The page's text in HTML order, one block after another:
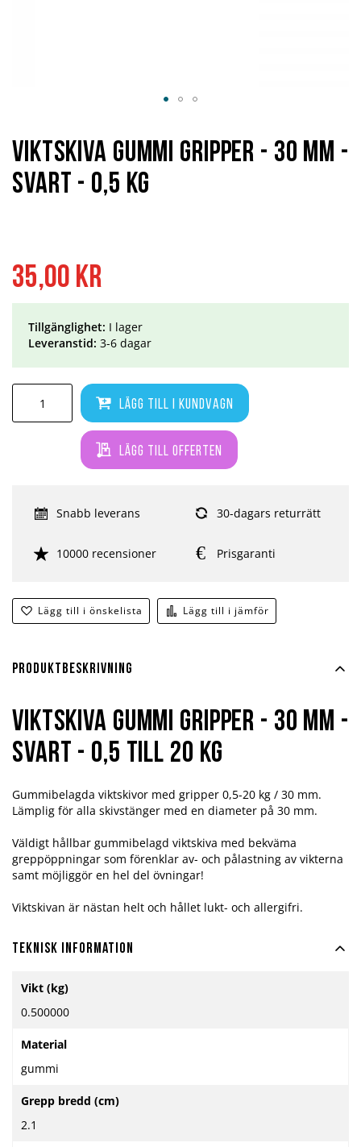
35,00 kr
Lägg till i kundvagn
Lägg till offerten
Lägg till i önskelista Lägg till i jämför
Tillgänglighet: I lager
Leveranstid: 3-6 dagar
Snabb leverans 30-dagars returrätt
10000 recensioner Prisgaranti
Viktskiva Gummi Gripper - 30 mm -
svart - 0,5 kg
början
av
bildgalleriet
Produktbeskrivning
Viktskiva Gummi Gripper - 30 mm -
svart - 0,5 till 20 kg
Gummibelagda viktskivor med gripper 0,5-20 kg / 30 mm.
Lämplig för alla skivstänger med en diameter på 30 mm.
Väldigt hållbar gummibelagd viktskiva med bekväma
greppöppningar som förenklar av- och pålastning av vikterna
samt möjliggör en hel del övningar!
Viktskivan är nästan helt och hållet lukt- och allergifri.
Teknisk information
information
Vikt (kg)
0.500000
Material
gummi
Grepp bredd (cm)
2.1